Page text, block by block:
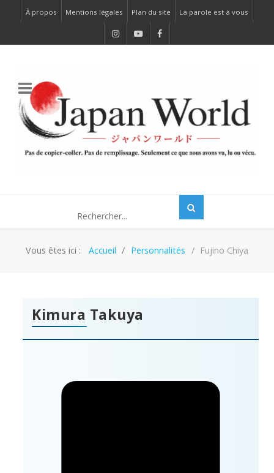
À propos Mentions légales Plan du site La parole est à vous
Vous êtes ici : Accueil Personnalités Fujino Chiya
Kimura Takuya